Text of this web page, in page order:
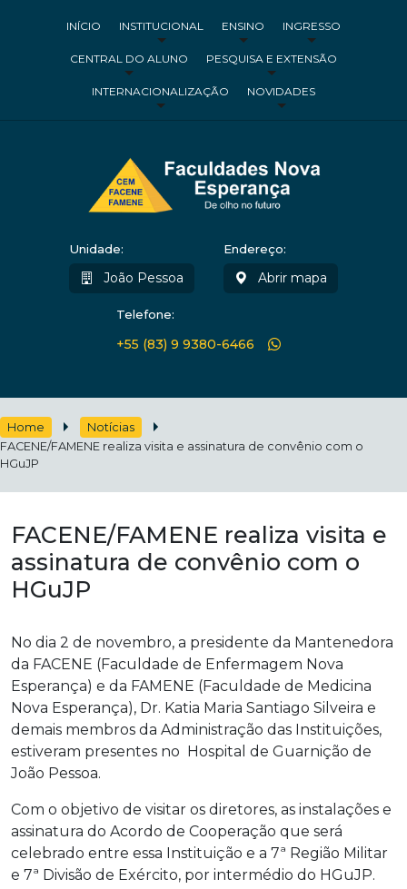
INÍCIO INSTITUCIONAL ENSINO INGRESSO
CENTRAL DO ALUNO PESQUISA E EXTENSÃO
INTERNACIONALIZAÇÃO NOVIDADES
Unidade:
João Pessoa
Endereço:
Abrir mapa
Telefone:
+55 (83) 9 9380-6466
Home
Notícias
FACENE/FAMENE realiza visita e assinatura de convênio com o
HGuJP
FACENE/FAMENE realiza visita e
assinatura de convênio com o
HGuJP
No dia 2 de novembro, a presidente da Mantenedora
da FACENE (Faculdade de Enfermagem Nova
Esperança) e da FAMENE (Faculdade de Medicina
Nova Esperança), Dr. Katia Maria Santiago Silveira e
demais membros da Administração das Instituições,
estiveram presentes no Hospital de Guarnição de
João Pessoa.
Com o objetivo de visitar os diretores, as instalações e
assinatura do Acordo de Cooperação que será
celebrado entre essa Instituição e a 7ª Região Militar
e 7ª Divisão de Exército, por intermédio do HGuJP.